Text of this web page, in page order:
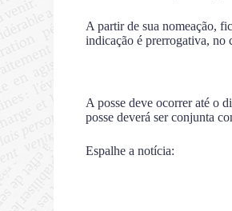
A partir de sua nomeação,
indicação é prerrogativa, no
A posse deve ocorrer até o
posse deverá ser conjunta
Espalhe a notícia: